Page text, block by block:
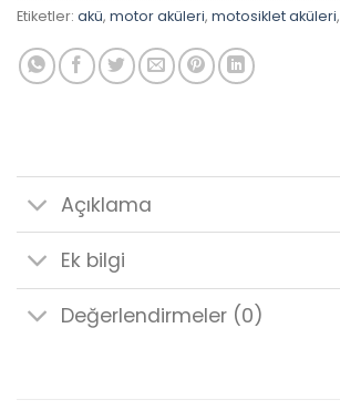
Etiketler: akü, motor aküleri, motosiklet aküleri,
Açıklama
Ek bilgi
Değerlendirmeler (0)